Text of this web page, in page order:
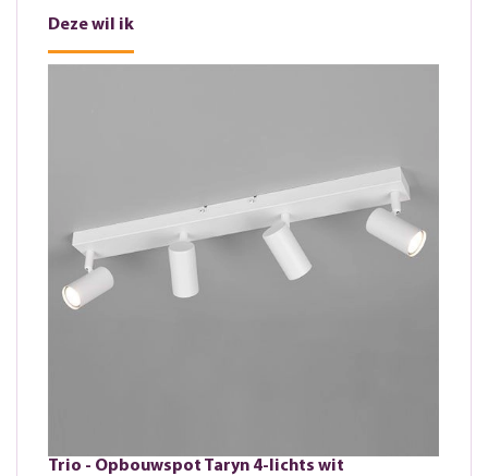
Deze wil ik
Trio - Opbouwspot Taryn 4-lichts wit